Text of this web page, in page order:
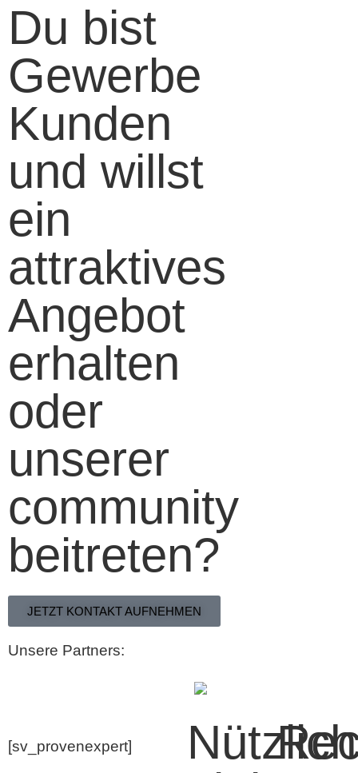
Du bist
Gewerbe
Kunden
und willst
ein
attraktives
Angebot
erhalten
oder
unserer
community
beitreten?
JETZT KONTAKT AUFNEHMEN
Unsere Partners:
[sv_provenexpert]